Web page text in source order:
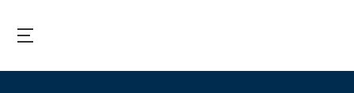
국제보건기술연구기금